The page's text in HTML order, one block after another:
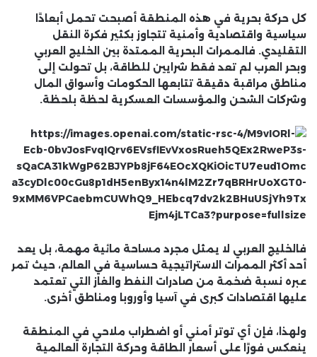
كل حركة بحرية في هذه المنطقة أصبحت تحمل أبعادًا
سياسية واقتصادية وأمنية تتجاوز بكثير فكرة النقل
التقليدي. فالممرات البحرية الممتدة بين الخليج العربي
وبحر العرب لم تعد فقط شرايين للطاقة، بل تحولت إلى
مناطق مراقبة دقيقة تتابعها الحكومات وأسواق المال
وشركات الشحن والمؤسسات العسكرية لحظة بلحظة.
فالخليج العربي لا يمثل مجرد مساحة مائية مهمة، بل يعد
أحد أكثر الممرات الاستراتيجية حساسية في العالم، حيث تمر
عبره نسبة ضخمة من صادرات النفط والغاز التي تعتمد
عليها اقتصادات كبرى في آسيا وأوروبا ومناطق أخرى.
ولهذا، فإن أي توتر أمني أو اضطراب ملاحي في المنطقة
ينعكس فورًا على أسعار الطاقة وحركة التجارة العالمية